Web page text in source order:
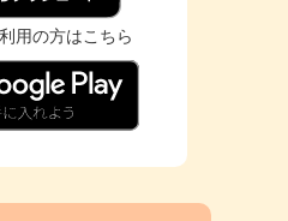
用の方はこちら